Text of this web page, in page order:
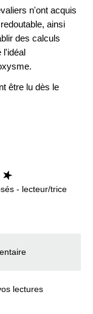
n'ont acquis
ainsi
des calculs
l'idéal
être lu dès le
- lecteur/trice
lectures